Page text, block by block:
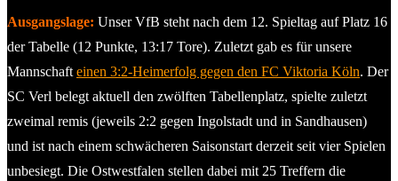
Ausgangslage: Unser VfB steht nach dem 12. Spieltag auf Platz 16
der Tabelle (12 Punkte, 13:17 Tore). Zuletzt gab es für unsere
Mannschaft einen 3:2-Heimerfolg gegen den FC Viktoria Köln. Der
SC Verl belegt aktuell den zwölften Tabellenplatz, spielte zuletzt
zweimal remis (jeweils 2:2 gegen Ingolstadt und in Sandhausen)
und ist nach einem schwächeren Saisonstart derzeit seit vier Spielen
unbesiegt. Die Ostwestfalen stellen dabei mit 25 Treffern die